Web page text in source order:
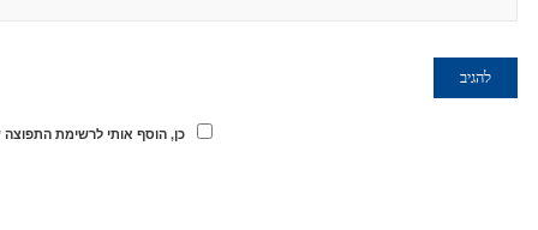
כן, הוסף אותי לרשימת